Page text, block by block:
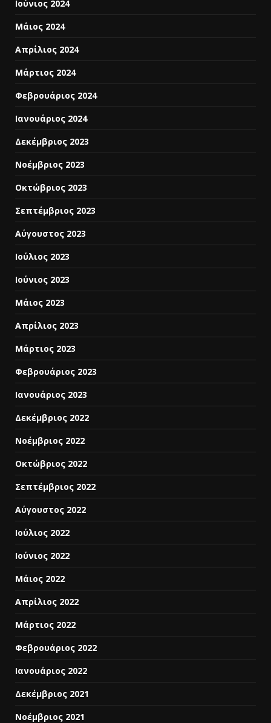
Ιούνιος 2024
Μάιος 2024
Απρίλιος 2024
Μάρτιος 2024
Φεβρουάριος 2024
Ιανουάριος 2024
Δεκέμβριος 2023
Νοέμβριος 2023
Οκτώβριος 2023
Σεπτέμβριος 2023
Αύγουστος 2023
Ιούλιος 2023
Ιούνιος 2023
Μάιος 2023
Απρίλιος 2023
Μάρτιος 2023
Φεβρουάριος 2023
Ιανουάριος 2023
Δεκέμβριος 2022
Νοέμβριος 2022
Οκτώβριος 2022
Σεπτέμβριος 2022
Αύγουστος 2022
Ιούλιος 2022
Ιούνιος 2022
Μάιος 2022
Απρίλιος 2022
Μάρτιος 2022
Φεβρουάριος 2022
Ιανουάριος 2022
Δεκέμβριος 2021
Νοέμβριος 2021